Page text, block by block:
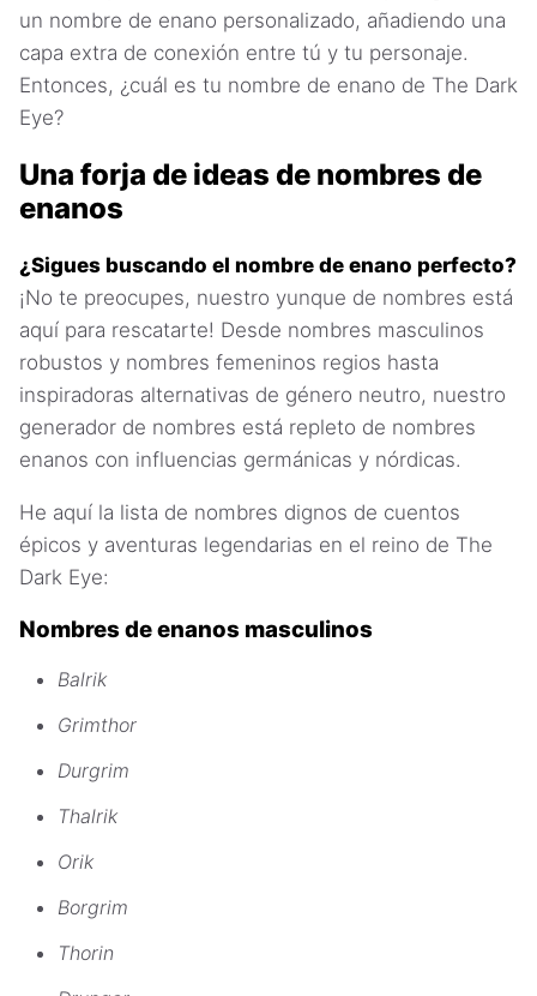
un nombre de enano personalizado, añadiendo una
capa extra de conexión entre tú y tu personaje.
Entonces, ¿cuál es tu nombre de enano de The Dark
Eye?
Una forja de ideas de nombres de
enanos
¿Sigues buscando el nombre de enano perfecto?
¡No te preocupes, nuestro yunque de nombres está
aquí para rescatarte! Desde nombres masculinos
robustos y nombres femeninos regios hasta
inspiradoras alternativas de género neutro, nuestro
generador de nombres está repleto de nombres
enanos con influencias germánicas y nórdicas.
He aquí la lista de nombres dignos de cuentos
épicos y aventuras legendarias en el reino de The
Dark Eye:
Nombres de enanos masculinos
Balrik
Grimthor
Durgrim
Thalrik
Orik
Borgrim
Thorin